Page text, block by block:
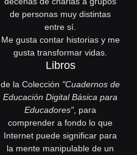
r
de personas muy distintas
entre sí.
Me gusta contar historias y me
gusta transformar vidas.
Libros
de la Colección "Cuadernos de
Educación Digital Básica para
Educadores", para
comprender a fondo lo que
Internet puede significar para
la mente manipulable de un